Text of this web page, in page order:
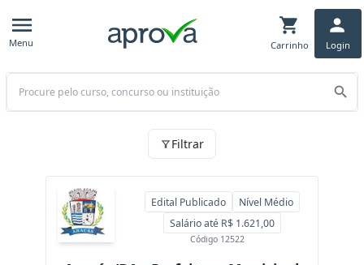
Menu Carrinho Login
Buscar
Essas são as oportunidades de preparatórios para Estado BA
Filtrar
Edital Publicado
Nível Médio
Salário até R$ 1.621,00
Código 12522